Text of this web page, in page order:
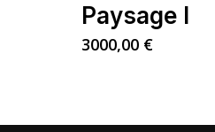
Paysage I
3000,00 €